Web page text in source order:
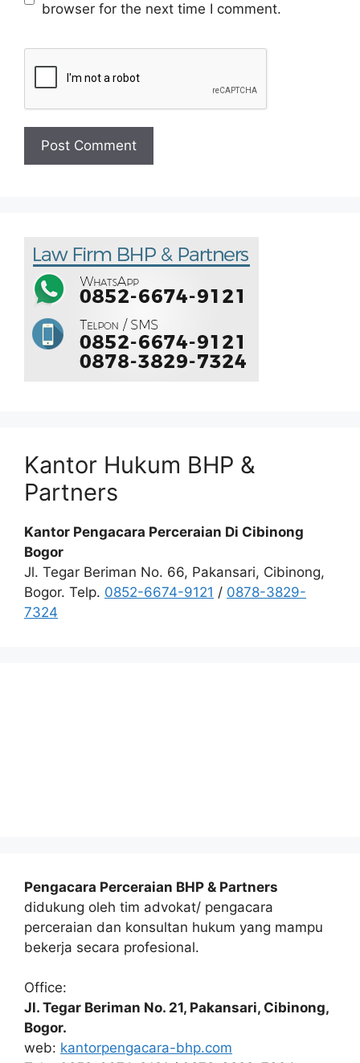
browser for the next time I comment.
Kantor Hukum BHP &
Partners
Kantor Pengacara Perceraian Di Cibinong
Bogor
Jl. Tegar Beriman No. 66, Pakansari, Cibinong,
Bogor. Telp. 0852-6674-9121 / 0878-3829-
7324
Pengacara Perceraian BHP & Partners
didukung oleh tim advokat/ pengacara
perceraian dan konsultan hukum yang mampu
bekerja secara profesional.
Office:
Jl. Tegar Beriman No. 21, Pakansari, Cibinong,
Bogor.
web: kantorpengacara-bhp.com